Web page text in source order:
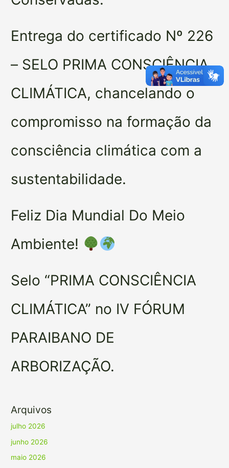
Entrega do certificado Nº 226
– SELO PRIMA CONSCIÊNCIA
CLIMÁTICA, chancelando o
compromisso na formação da
consciência climática com a
sustentabilidade.
Feliz Dia Mundial Do Meio
Ambiente!
Selo “PRIMA CONSCIÊNCIA
CLIMÁTICA” no IV FÓRUM
PARAIBANO DE
ARBORIZAÇÃO.
Arquivos
julho 2026
junho 2026
maio 2026